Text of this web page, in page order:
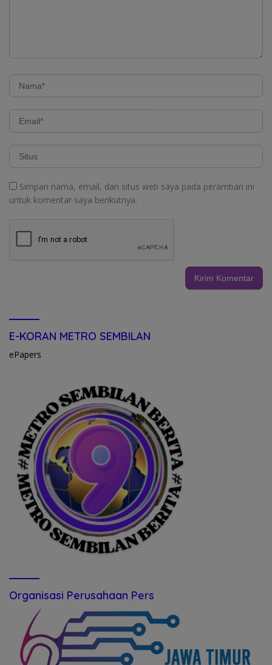
Simpan nama, email, dan situs web saya pada peramban ini
untuk komentar saya berikutnya.
E-KORAN METRO SEMBILAN
ePapers
Organisasi Perusahaan Pers